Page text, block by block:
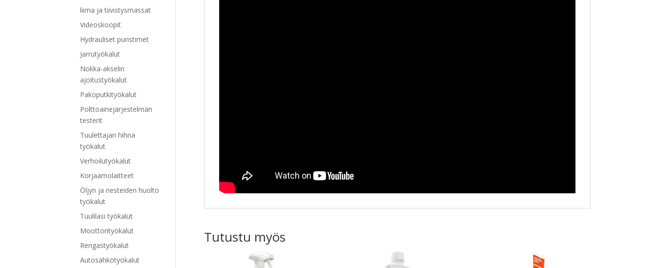
Tutustu myös
liima ja tiivistysmassat
Videoskoopit
Hydrauliset puristimet
Jarrutyökalut
Nokka-akselin
ajoitustyökalut
Pakoputkityökalut
Polttoainejärjestelmän
testerit
Tuulettajan hihna
työkalut
Verhoilutyökalut
Korjaamolaitteet
Öljyn ja nesteiden huolto
työkalut
Tuulilasi työkalut
Moottorityökalut
Rengastyökalut
Autosähkötyökalut